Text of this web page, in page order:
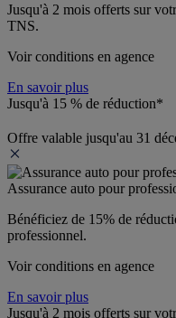
Jusqu'à 2 mois offerts sur
TNS.
Voir conditions en agence
En savoir plus
Jusqu'à 15 % de réduction*
Offre valable jusqu'au 31
Assurance auto pour
Bénéficiez de 15% de
professionnel.
Voir conditions en agence
En savoir plus
Jusqu'à 2 mois offerts sur